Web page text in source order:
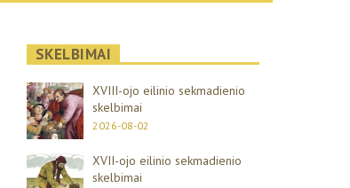
SKELBIMAI
XVIII-ojo eilinio sekmadienio
skelbimai
2026-08-02
XVII-ojo eilinio sekmadienio
skelbimai